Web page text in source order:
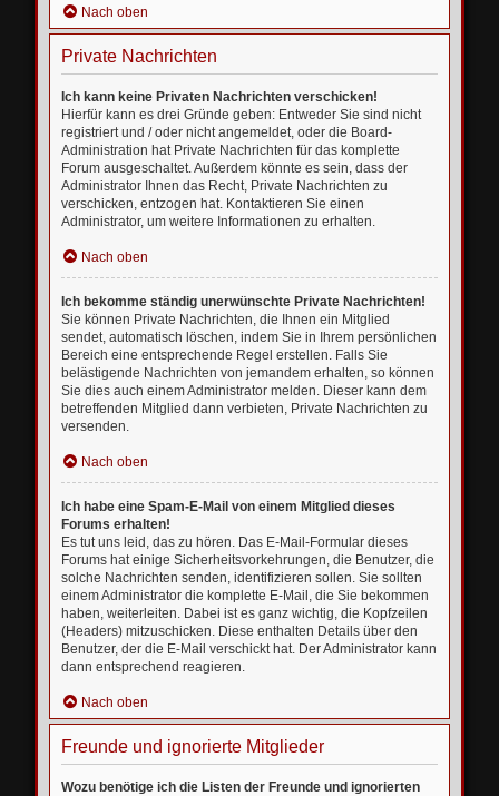
Nach oben
Private Nachrichten
Ich kann keine Privaten Nachrichten verschicken!
Hierfür kann es drei Gründe geben: Entweder Sie sind nicht
registriert und / oder nicht angemeldet, oder die Board-
Administration hat Private Nachrichten für das komplette
Forum ausgeschaltet. Außerdem könnte es sein, dass der
Administrator Ihnen das Recht, Private Nachrichten zu
verschicken, entzogen hat. Kontaktieren Sie einen
Administrator, um weitere Informationen zu erhalten.
Nach oben
Ich bekomme ständig unerwünschte Private Nachrichten!
Sie können Private Nachrichten, die Ihnen ein Mitglied
sendet, automatisch löschen, indem Sie in Ihrem persönlichen
Bereich eine entsprechende Regel erstellen. Falls Sie
belästigende Nachrichten von jemandem erhalten, so können
Sie dies auch einem Administrator melden. Dieser kann dem
betreffenden Mitglied dann verbieten, Private Nachrichten zu
versenden.
Nach oben
Ich habe eine Spam-E-Mail von einem Mitglied dieses
Forums erhalten!
Es tut uns leid, das zu hören. Das E-Mail-Formular dieses
Forums hat einige Sicherheitsvorkehrungen, die Benutzer, die
solche Nachrichten senden, identifizieren sollen. Sie sollten
einem Administrator die komplette E-Mail, die Sie bekommen
haben, weiterleiten. Dabei ist es ganz wichtig, die Kopfzeilen
(Headers) mitzuschicken. Diese enthalten Details über den
Benutzer, der die E-Mail verschickt hat. Der Administrator kann
dann entsprechend reagieren.
Nach oben
Freunde und ignorierte Mitglieder
Wozu benötige ich die Listen der Freunde und ignorierten